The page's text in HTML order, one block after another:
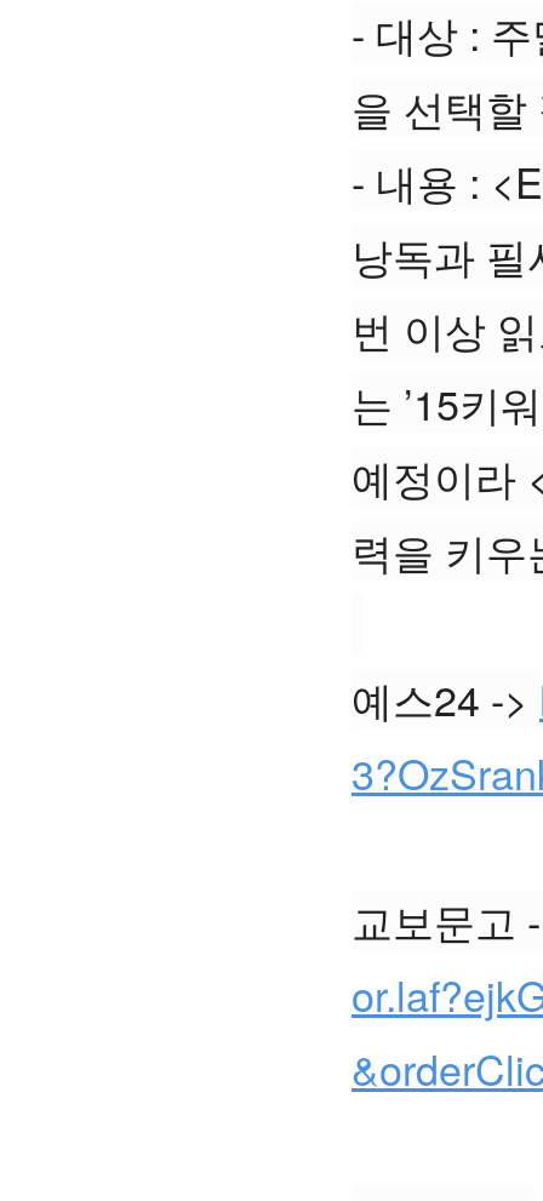
- 대상 :
을 선택
- 내용 :
낭독과
번 이상
는 ’15키
예정이라
력을 키
예스24 ->
교보문고